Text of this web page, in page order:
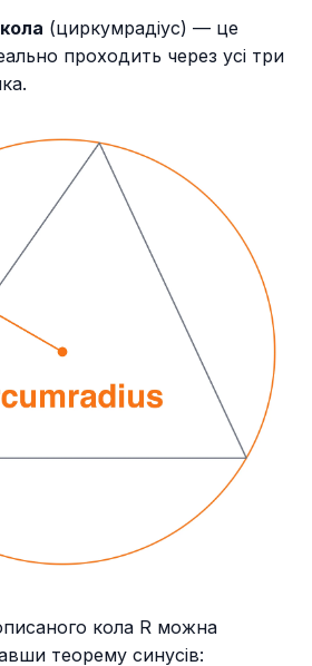
(циркумрадіус) — це
проходить через усі три
кола R можна
теорему синусів: